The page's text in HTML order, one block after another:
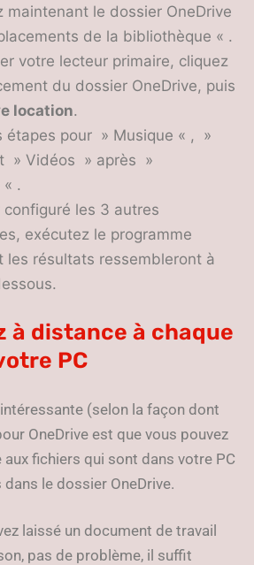
maintenant le dossier OneDrive
de la bibliothèque « .
votre lecteur primaire, cliquez
du dossier OneDrive, puis
location.
étapes pour » Musique « , »
» Vidéos » après »
.
configuré les 3 autres
exécutez le programme
les résultats ressembleront à
à distance à chaque
PC
(selon la façon dont
OneDrive est que vous pouvez
fichiers qui sont dans votre PC
dans le dossier OneDrive.
laissé un document de travail
pas de problème, il suffit